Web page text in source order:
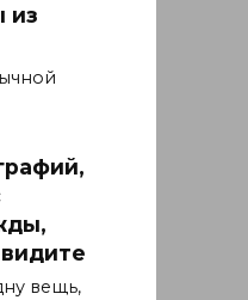
из
вещь,